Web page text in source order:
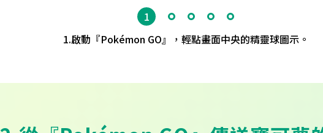
1 2 3 4
5
1.啟動『Pokémon GO』，輕點畫面中央的精靈球圖示。